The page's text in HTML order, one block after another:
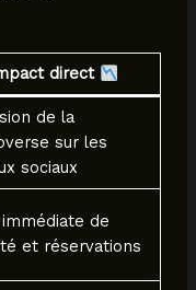
direct
de la
sur les
sociaux
de
et réservations